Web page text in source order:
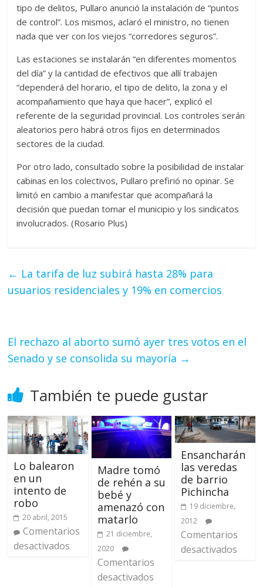
tipo de delitos, Pullaro anunció la instalación de “puntos
de control”. Los mismos, aclaró el ministro, no tienen
nada que ver con los viejos “corredores seguros”.
Las estaciones se instalarán “en diferentes momentos
del día” y la cantidad de efectivos que allí trabajen
“dependerá del horario, el tipo de delito, la zona y el
acompañamiento que haya que hacer”, explicó el
referente de la seguridad provincial. Los controles serán
aleatorios pero habrá otros fijos en determinados
sectores de la ciudad.
Por otro lado, consultado sobre la posibilidad de instalar
cabinas en los colectivos, Pullaro prefirió no opinar. Se
limitó en cambio a manifestar que acompañará la
decisión que puedan tomar el municipio y los sindicatos
involucrados. (Rosario Plus)
← La tarifa de luz subirá hasta 28% para
usuarios residenciales y 19% en comercios
El rechazo al aborto sumó ayer tres votos en el
Senado y se consolida su mayoría →
También te puede gustar
Lo balearon
en un
intento de
robo
20 abril, 2015
Comentarios
desactivados
Madre tomó
de rehén a su
bebé y
amenazó con
matarlo
21 diciembre,
2020
Comentarios
desactivados
Ensancharán
las veredas
de barrio
Pichincha
19 diciembre,
2012
Comentarios
desactivados